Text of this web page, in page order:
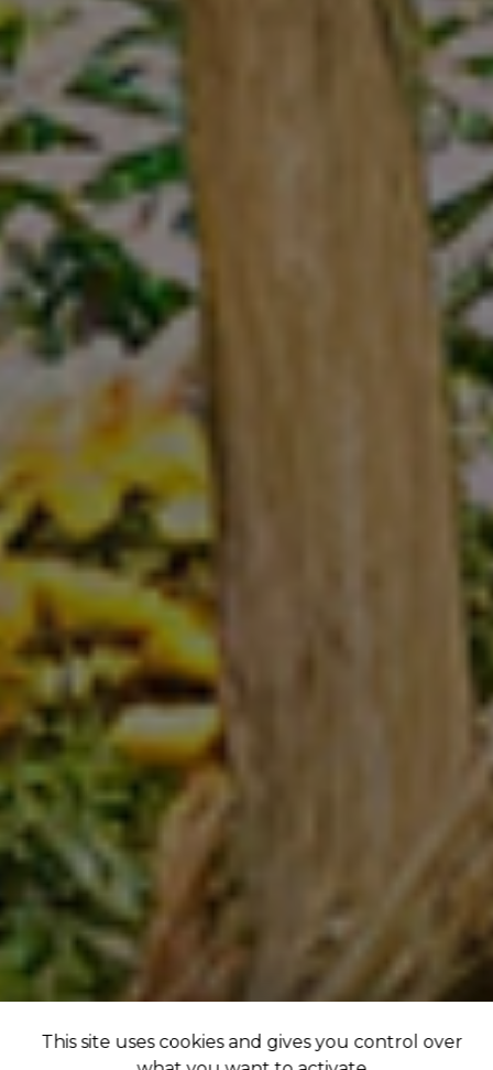
This site uses cookies and gives you control over